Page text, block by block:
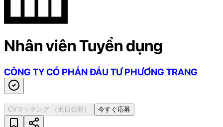
Nhân viên Tuyển dụng
CÔNG TY CỔ PHẦN ĐẦU TƯ PHƯƠNG TRANG
CVマッチング （近日公開） 今すぐ応募